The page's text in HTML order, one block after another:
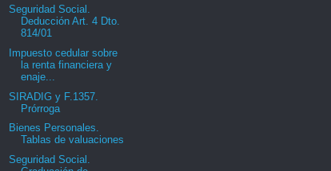
Seguridad Social.
Deducción Art. 4 Dto.
814/01
Impuesto cedular sobre
la renta financiera y
enaje...
SIRADIG y F.1357.
Prórroga
Bienes Personales.
Tablas de valuaciones
Seguridad Social.